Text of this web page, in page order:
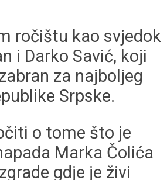
ročištu kao svjedok
i Darko Savić, koji
za najboljeg
Srpske.
o tome što je
Marka Čolića
gdje je živi